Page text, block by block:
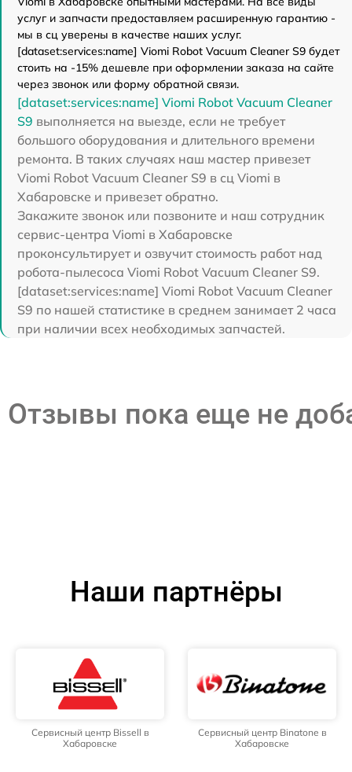
услуг и запчасти предоставляем расширенную гарантию -
мы в сц уверены в качестве наших услуг.
[dataset:services:name] Viomi Robot Vacuum Cleaner S9 будет
стоить на -15% дешевле при оформлении заказа на сайте
через звонок или форму обратной связи.
[dataset:services:name] Viomi Robot Vacuum Cleaner
S9 выполняется на выезде, если не требует
большого оборудования и длительного времени
ремонта. В таких случаях наш мастер привезет
Viomi Robot Vacuum Cleaner S9 в сц Viomi в
Хабаровске и привезет обратно.
Закажите звонок или позвоните и наш сотрудник
сервис-центра Viomi в Хабаровске
проконсультирует и озвучит стоимость работ над
робота-пылесоса Viomi Robot Vacuum Cleaner S9.
[dataset:services:name] Viomi Robot Vacuum Cleaner
S9 по нашей статистике в среднем занимает 2 часа
при наличии всех необходимых запчастей.
Отзывы пока еще не
Наши партнёры
Сервисный центр Bissell в
Хабаровске
Сервисный центр Binatone в
Хабаровске